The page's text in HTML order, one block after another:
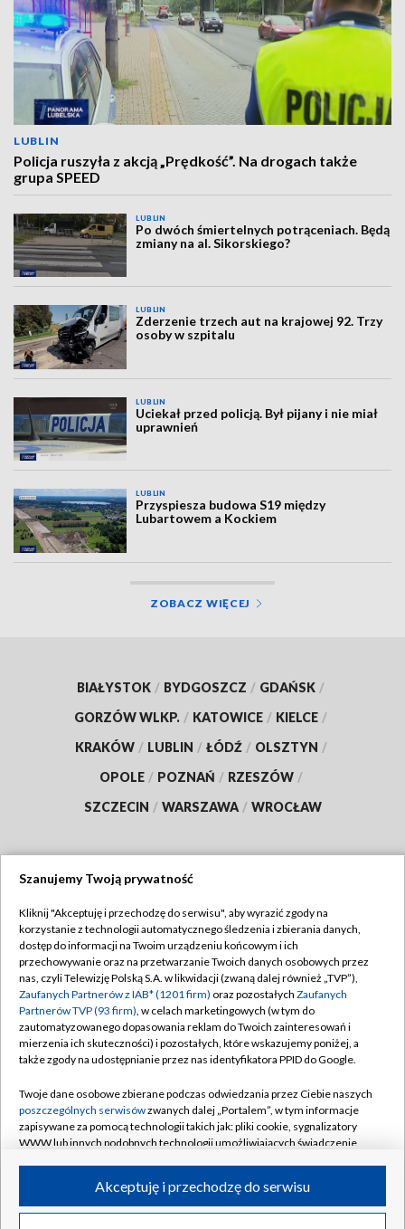
LUBLIN
Policja ruszyła z akcją „Prędkość”. Na drogach także
grupa SPEED
LUBLIN
Po dwóch śmiertelnych potrąceniach. Będą
zmiany na al. Sikorskiego?
LUBLIN
Zderzenie trzech aut na krajowej 92. Trzy
osoby w szpitalu
LUBLIN
Uciekał przed policją. Był pijany i nie miał
uprawnień
LUBLIN
Przyspiesza budowa S19 między
Lubartowem a Kockiem
ZOBACZ WIĘCEJ
BIAŁYSTOK / BYDGOSZCZ / GDAŃSK /
GORZÓW WLKP. / KATOWICE / KIELCE /
KRAKÓW / LUBLIN / ŁÓDŹ / OLSZTYN /
OPOLE / POZNAŃ / RZESZÓW /
SZCZECIN / WARSZAWA / WROCŁAW
TVP
Abonament TVP
Emisja w TVP
Centrum informacji TVP
Naziemna Telewizja Cyfrowa
Rada Programowa
System NOS
Informacje o nadawcy
Program dla prasy
Regulamin TVP
Polityka prywatności
Moje zgody
Pomoc
Kontakt
Kanały
©2026 Telewizja Polska S.A. w likwidacji
Szanujemy Twoją prywatność
Kliknij "Akceptuję i przechodzę do serwisu", aby wyrazić zgody na
korzystanie z technologii automatycznego śledzenia i zbierania danych,
dostęp do informacji na Twoim urządzeniu końcowym i ich
przechowywanie oraz na przetwarzanie Twoich danych osobowych przez
nas, czyli Telewizję Polską S.A. w likwidacji (zwaną dalej również „TVP”),
Zaufanych Partnerów z IAB* (1201 firm) oraz pozostałych Zaufanych
Partnerów TVP (93 firm), w celach marketingowych (w tym do
zautomatyzowanego dopasowania reklam do Twoich zainteresowań i
mierzenia ich skuteczności) i pozostałych, które wskazujemy poniżej, a
także zgody na udostępnianie przez nas identyfikatora PPID do Google.
Twoje dane osobowe zbierane podczas odwiedzania przez Ciebie naszych
poszczególnych serwisówzwanych dalej „Portalem”, w tym informacje
zapisywane za pomocą technologii takich jak: pliki cookie, sygnalizatory
WWW lub innych podobnych technologii umożliwiających świadczenie
ruchu w Internecie.Akceptuję i przechodzę do serwisu